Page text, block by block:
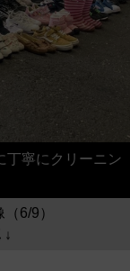
丁寧にクリーニン
6/9）